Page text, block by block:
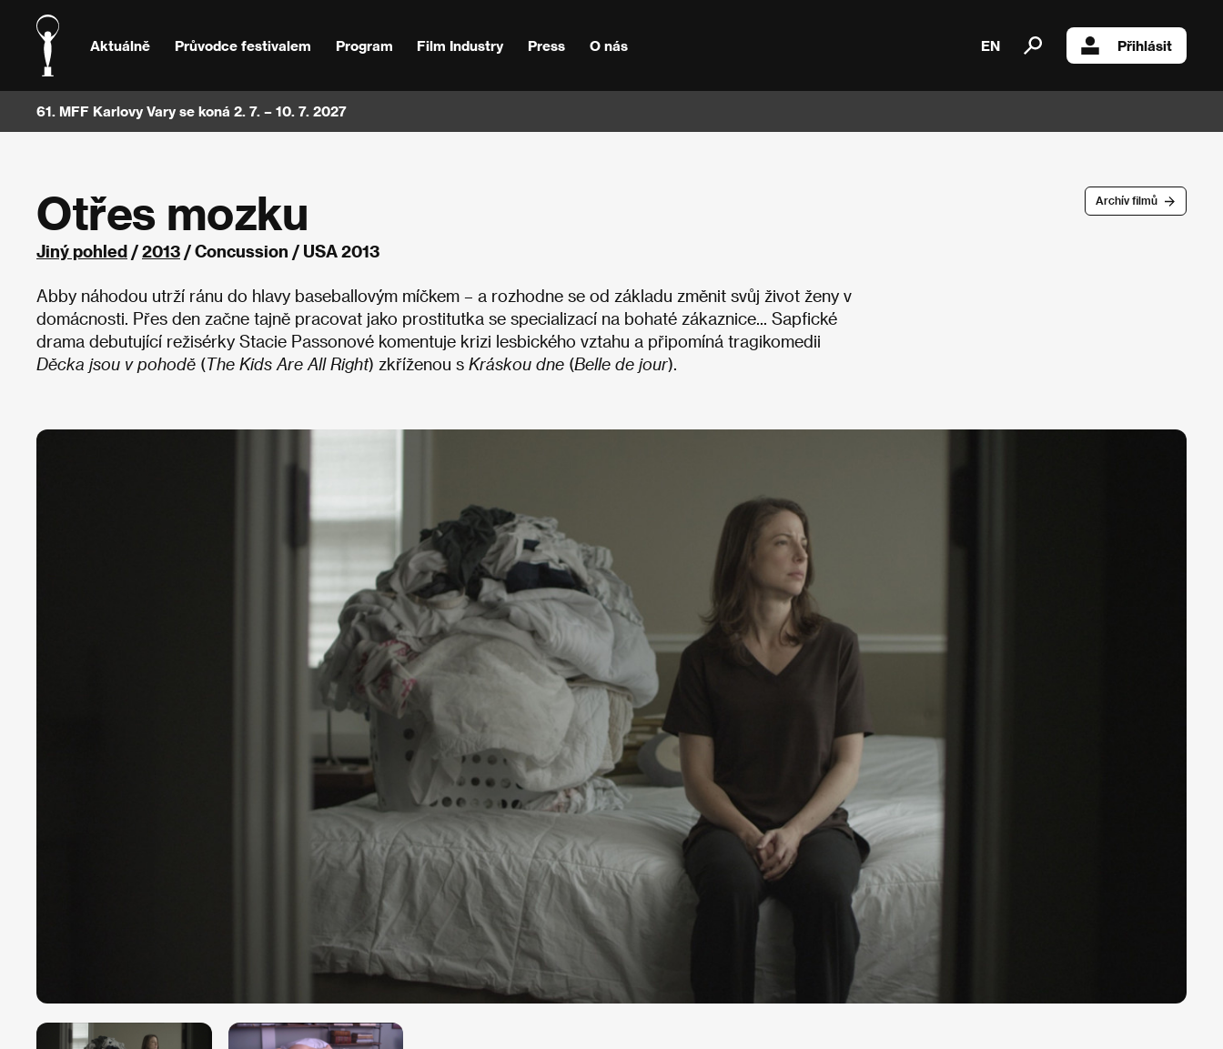
Aktuálně Průvodce festivalem Program Film Industry Press O nás EN Přihlásit
61. MFF Karlovy Vary se koná 2. 7. – 10. 7. 2027
Archív filmů
Otřes mozku
Jiný pohled /2013 / Concussion / USA 2013
Abby náhodou utrží ránu do hlavy baseballovým míčkem – a rozhodne se od základu změnit svůj život ženy v
domácnosti. Přes den začne tajně pracovat jako prostitutka se specializací na bohaté zákaznice... Sapfické
drama debutující režisérky Stacie Passonové komentuje krizi lesbického vztahu a připomíná tragikomedii
Děcka jsou v pohodě (The Kids Are All Right) zkříženou s Kráskou dne (Belle de jour).